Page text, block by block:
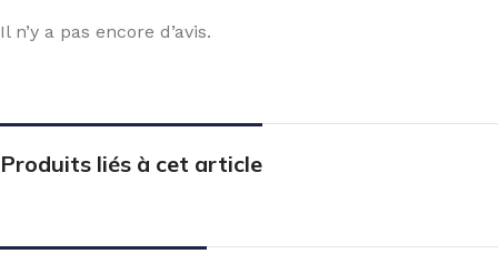
Il n’y a pas encore d’avis.
Produits liés à cet article